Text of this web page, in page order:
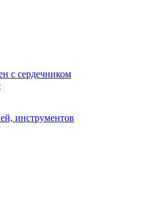
с сердечником
инструментов